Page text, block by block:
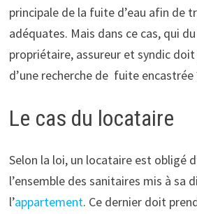
principale de la fuite d’eau afin de
adéquates. Mais dans ce cas, qui
propriétaire, assureur et syndic
d’une recherche de fuite encastrée
Le cas du locataire
Selon la loi, un locataire est obligé
l’ensemble des sanitaires mis à sa
l’appartement. Ce dernier doit